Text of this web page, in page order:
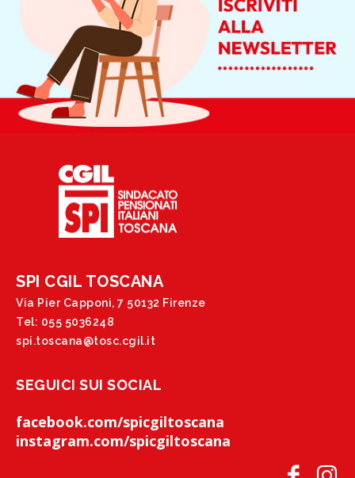
SPI CGIL TOSCANA
Via Pier Capponi, 7 50132 Firenze
Tel: 055 5036248
spi.toscana@tosc.cgil.it
SEGUICI SUI SOCIAL
facebook.com/spicgiltoscana
instagram.com/spicgiltoscana